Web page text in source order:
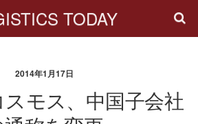
TODAY
2014年1月17日
スモス、中国子会社